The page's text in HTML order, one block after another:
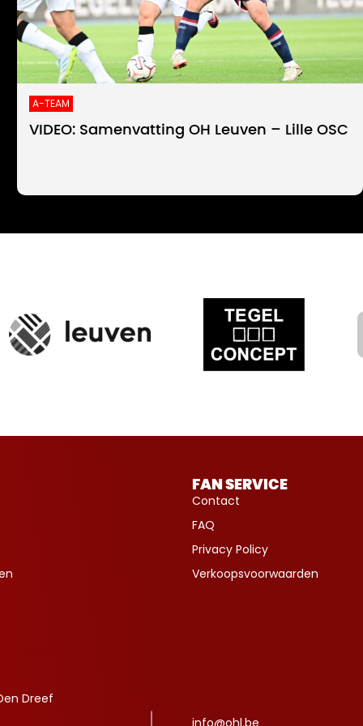
A-TEAM
VIDEO: Samenvatting OH Leuven – Lille OSC
FAN SERVICE
Contact
FAQ
Privacy Policy
Verkoopsvoorwaarden
Dreef
info@ohl.be